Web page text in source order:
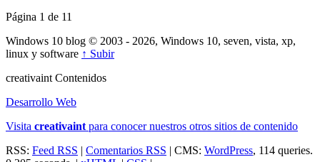
Página 1 de 11
Windows 10 blog © 2003 - 2026, Windows 10, seven, vista, xp,
linux y software ↑ Subir
creativaint Contenidos
Desarrollo Web
Visita creativaint para conocer nuestros otros sitios de contenido
RSS: Feed RSS | Comentarios RSS | CMS: WordPress, 114 queries.